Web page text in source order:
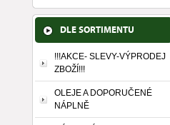
DLE SORTIMENTU
!!!AKCE- SLEVY-VÝPRODEJ
ZBOŽÍ!!!
OLEJE A DOPORUČENÉ
NÁPLNĚ